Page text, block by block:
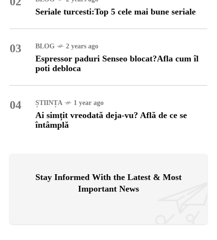
Seriale turcesti:Top 5 cele mai bune seriale
03 BLOG 2 years ago
Espressor paduri Senseo blocat?Afla cum îl
poti debloca
04 ȘTIINȚA 1 year ago
Ai simțit vreodată deja-vu? Află de ce se
întâmplă
Stay Informed With the Latest & Most
Important News